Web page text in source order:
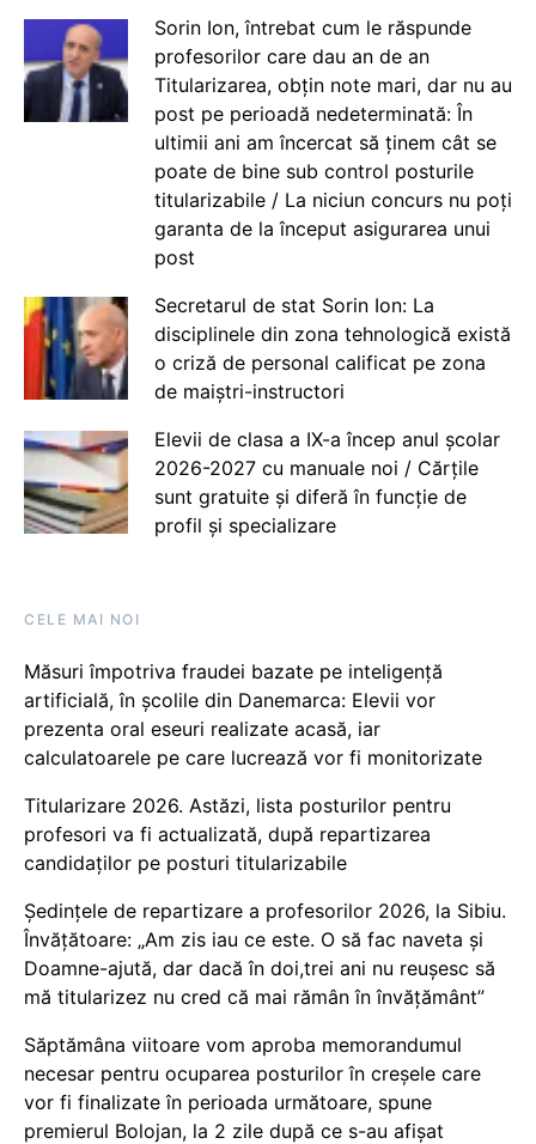
Sorin Ion, întrebat cum le răspunde
profesorilor care dau an de an
Titularizarea, obțin note mari, dar nu au
post pe perioadă nedeterminată: În
ultimii ani am încercat să ținem cât se
poate de bine sub control posturile
titularizabile / La niciun concurs nu poți
garanta de la început asigurarea unui
post
Secretarul de stat Sorin Ion: La
disciplinele din zona tehnologică există
o criză de personal calificat pe zona
de maiștri-instructori
Elevii de clasa a IX-a încep anul școlar
2026-2027 cu manuale noi / Cărțile
sunt gratuite și diferă în funcție de
profil și specializare
CELE MAI NOI
Măsuri împotriva fraudei bazate pe inteligență
artificială, în școlile din Danemarca: Elevii vor
prezenta oral eseuri realizate acasă, iar
calculatoarele pe care lucrează vor fi monitorizate
Titularizare 2026. Astăzi, lista posturilor pentru
profesori va fi actualizată, după repartizarea
candidaților pe posturi titularizabile
Ședințele de repartizare a profesorilor 2026, la Sibiu.
Învățătoare: „Am zis iau ce este. O să fac naveta și
Doamne-ajută, dar dacă în doi,trei ani nu reușesc să
mă titularizez nu cred că mai rămân în învățământ”
Săptămâna viitoare vom aproba memorandumul
necesar pentru ocuparea posturilor în creșele care
vor fi finalizate în perioada următoare, spune
premierul Bolojan, la 2 zile după ce s-au afișat